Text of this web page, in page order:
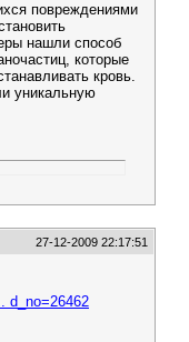
повреждениями
нашли способ
которые
кровь.
уникальную
27-12-2009 22:17:51
d_no=26462